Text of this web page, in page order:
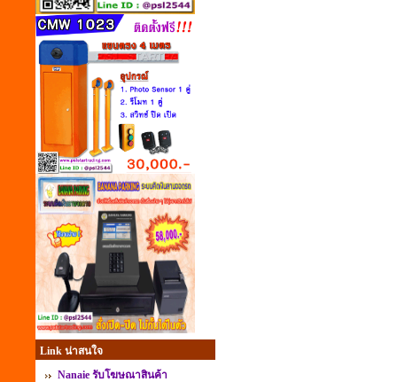
Link น่าสนใจ
Nanaie รับโฆษณาสินค้า